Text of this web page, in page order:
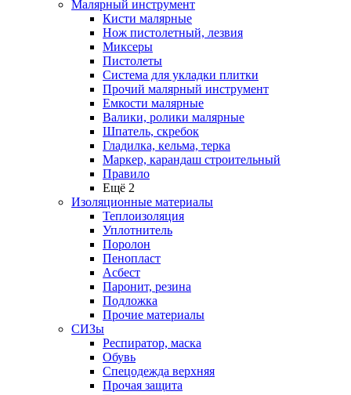
Малярный инструмент
Кисти малярные
Нож пистолетный, лезвия
Миксеры
Пистолеты
Система для укладки плитки
Прочий малярный инструмент
Емкости малярные
Валики, ролики малярные
Шпатель, скребок
Гладилка, кельма, терка
Маркер, карандаш строительный
Правило
Ещё 2
Изоляционные материалы
Теплоизоляция
Уплотнитель
Поролон
Пенопласт
Асбест
Паронит, резина
Подложка
Прочие материалы
СИЗы
Респиратор, маска
Обувь
Спецодежда верхняя
Прочая защита